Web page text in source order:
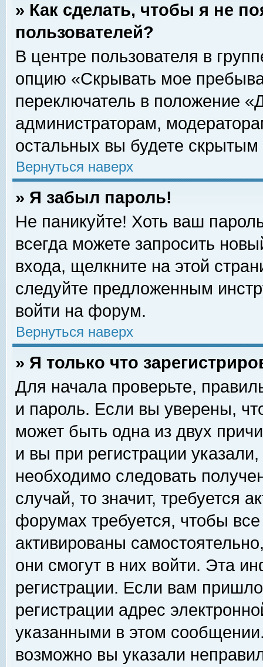
» Как сделать, чтобы я не
пользователей?
В центре пользователя в
опцию «Скрывать мое
переключатель в положение
администраторам,
остальных вы будете скрытым
Вернуться наверх
» Я забыл пароль!
Не паникуйте! Хоть ваш
всегда можете запросить
входа, щелкните на этой
следуйте предложенным
войти на форум.
Вернуться наверх
» Я только что
Для начала проверьте,
и пароль. Если вы уверены,
может быть одна из двух
и вы при регистрации
необходимо следовать
случай, то значит, требуется
форумах требуется, чтобы
активированы
они смогут в них войти. Эта
регистрации. Если вам
регистрации адрес
указанными в этом
возможно вы указали